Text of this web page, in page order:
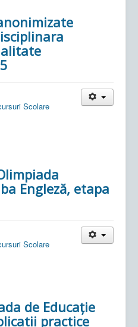
Scolare
Engleză, etapa
Scolare
de Educație
practice